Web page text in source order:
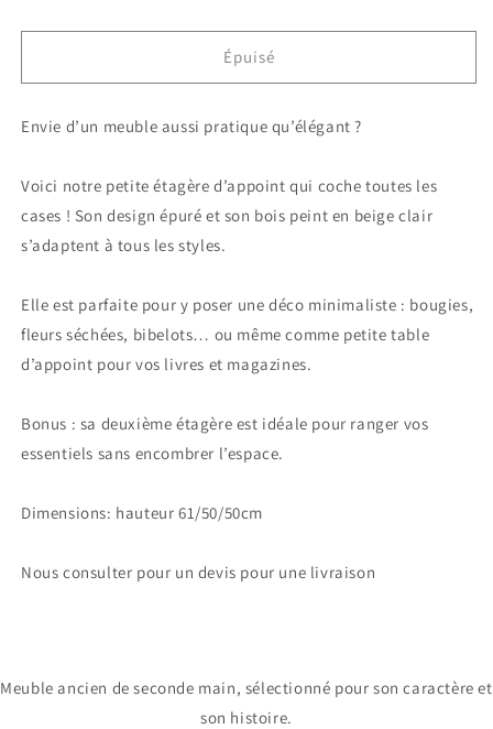
Épuisé
Envie d’un meuble aussi pratique qu’élégant ?
Voici notre petite étagère d’appoint qui coche toutes les
cases ! Son design épuré et son bois peint en beige clair
s’adaptent à tous les styles.
Elle est parfaite pour y poser une déco minimaliste : bougies,
fleurs séchées, bibelots… ou même comme petite table
d’appoint pour vos livres et magazines.
Bonus : sa deuxième étagère est idéale pour ranger vos
essentiels sans encombrer l’espace.
Dimensions: hauteur 61/50/50cm
Nous consulter pour un devis pour une livraison
Meuble ancien de seconde main, sélectionné pour son caractère et
son histoire.